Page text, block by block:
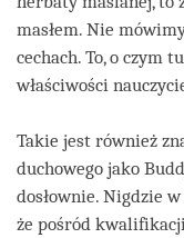
masłem. Nie
cechach. To, o czym
właściwości
Takie jest również
duchowego jako
dosłownie. Nigdzie
że pośród